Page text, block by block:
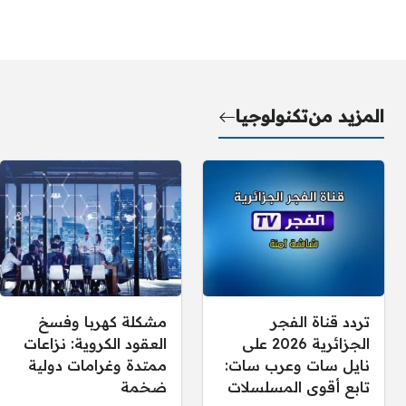
المزيد منتكنولوجيا
تردد قناة الفجر
الجزائرية 2026 على
نايل سات وعرب سات:
تابع أقوى المسلسلات
مشكلة كهربا وفسخ
العقود الكروية: نزاعات
ممتدة وغرامات دولية
ضخمة